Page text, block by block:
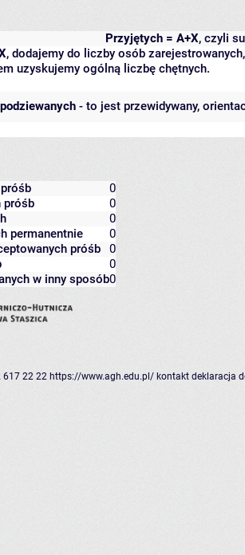
Przyjętych = A+X, czyli
, dodajemy do liczby osób
uzyskujemy ogólną liczbę chętnych.
- to jest przewidywany,
0
próśb
0
0
permanentnie
0
próśb
0
0
w inny sposób0
617 22 22 https://www.agh.edu.pl/ kontakt deklaracja